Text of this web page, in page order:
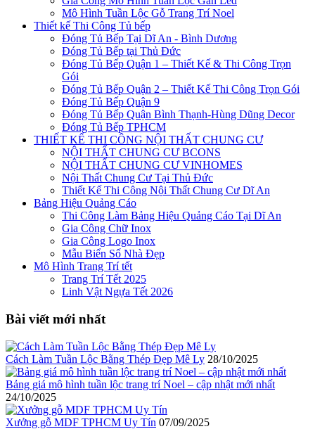
Mô Hình Tuần Lộc Gỗ Trang Trí Noel
Thiết kế Thi Công Tủ bếp
Đóng Tủ Bếp Tại Dĩ An - Bình Dương
Đóng Tủ Bếp tại Thủ Đức
Đóng Tủ Bếp Quận 1 – Thiết Kế & Thi Công Trọn
Gói
Đóng Tủ Bếp Quận 2 – Thiết Kế Thi Công Trọn Gói
Đóng Tủ Bếp Quận 9
Đóng Tủ Bếp Quận Bình Thạnh-Hùng Dũng Decor
Đóng Tủ Bếp TPHCM
THIẾT KẾ THI CÔNG NỘI THẤT CHUNG CƯ
NỘI THẤT CHUNG CƯ BCONS
NỘI THẤT CHUNG CƯ VINHOMES
Nội Thất Chung Cư Tại Thủ Đức
Thiết Kế Thi Công Nội Thất Chung Cư Dĩ An
Bảng Hiệu Quảng Cáo
Thi Công Làm Bảng Hiệu Quảng Cáo Tại Dĩ An
Gia Công Chữ Inox
Gia Công Logo Inox
Mẫu Biển Số Nhà Đẹp
Mô Hình Trang Trí tết
Trang Trí Tết 2025
Linh Vật Ngựa Tết 2026
Bài viết mới nhất
Cách Làm Tuần Lộc Bằng Thép Đẹp Mê Ly 28/10/2025
Bảng giá mô hình tuần lộc trang trí Noel – cập nhật mới nhất
24/10/2025
Xưởng gỗ MDF TPHCM Uy Tín 07/09/2025